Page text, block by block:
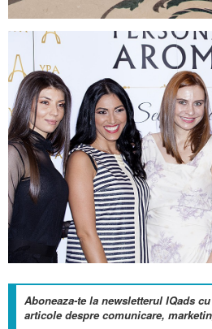
Aboneaza-te la newsletterul IQads
articole despre comunicare,